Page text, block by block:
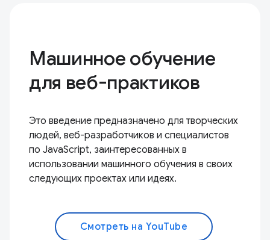
Машинное обучение
для веб-практиков
Это введение предназначено для творческих
людей, веб-разработчиков и специалистов
по JavaScript, заинтересованных в
использовании машинного обучения в своих
следующих проектах или идеях.
Смотреть на YouTube